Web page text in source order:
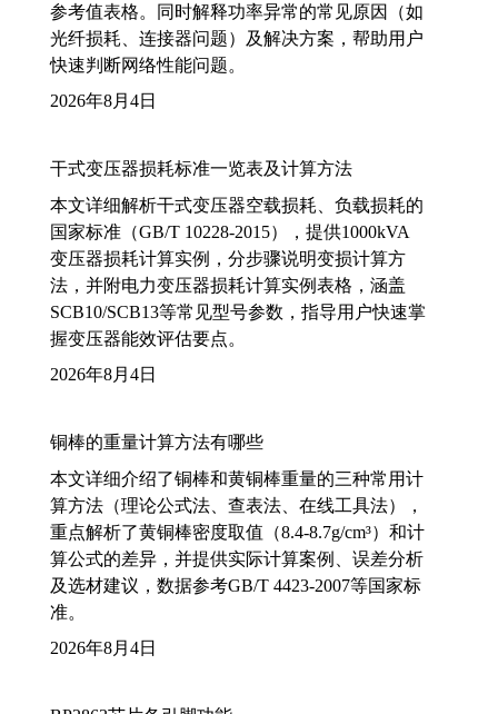
参考值表格。同时解释功率异常的常见原因（如
光纤损耗、连接器问题）及解决方案，帮助用户
快速判断网络性能问题。
2026年8月4日
干式变压器损耗标准一览表及计算方法
本文详细解析干式变压器空载损耗、负载损耗的
国家标准（GB/T 10228-2015），提供1000kVA
变压器损耗计算实例，分步骤说明变损计算方
法，并附电力变压器损耗计算实例表格，涵盖
SCB10/SCB13等常见型号参数，指导用户快速掌
握变压器能效评估要点。
2026年8月4日
铜棒的重量计算方法有哪些
本文详细介绍了铜棒和黄铜棒重量的三种常用计
算方法（理论公式法、查表法、在线工具法），
重点解析了黄铜棒密度取值（8.4-8.7g/cm³）和计
算公式的差异，并提供实际计算案例、误差分析
及选材建议，数据参考GB/T 4423-2007等国家标
准。
2026年8月4日